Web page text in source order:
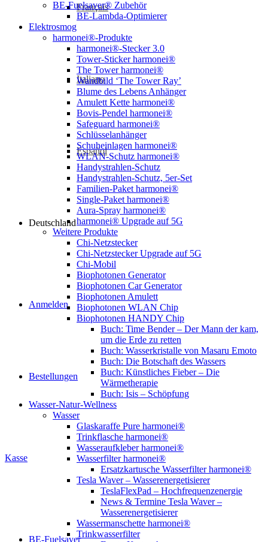
Français
Italiano
Español
Deutschland
Anmelden
Bestellungen
Kasse
BE-Fuelsaver
BE-Fuelsaver® Zubehör
BE-Lambda-Optimierer
Elektrosmog
harmonei®-Produkte
harmonei®-Stecker 3.0
Tower-Sticker harmonei®
The Tower harmonei®
Wandbild ‘The Tower Ray’
Blume des Lebens Anhänger
Amulett Kette harmonei®
Bovis-Pendel harmonei®
Safeguard harmonei®
Schlüsselanhänger
Schuheinlagen harmonei®
WLAN-Schutz harmonei®
Handystrahlen-Schutz
Handystrahlen-Schutz, 5er-Set
Familien-Paket harmonei®
Single-Paket harmonei®
Aura-Spray harmonei®
harmonei® Upgrade auf 5G
Weitere Produkte
Chi-Netzstecker
Chi-Netzstecker Upgrade auf 5G
Chi-Mobil
Biophotonen Generator
Biophotonen Car Generator
Biophotonen Amulett
Biophotonen WLAN Chip
Biophotonen HANDY Chip
Buch: Time Bender – Der Mann der kam,
um die Erde zu retten
Buch: Wasserkristalle von Masaru Emoto
Buch: Die Botschaft des Wassers
Buch: Künstliches Fieber – Die
Wärmetherapie
Buch: Isis – Schöpfung
Wasser-Natur-Wellness
Wasser
Glaskaraffe Pure harmonei®
Trinkflasche harmonei®
Wasseraufkleber harmonei®
Wasserfilter harmonei®
Ersatzkartusche Wasserfilter harmonei®
Tesla Waver – Wasserenergetisierer
TeslaFlexPad – Hochfrequenzenergie
News & Termine Tesla Waver –
Wasserenergetisierer
Wassermanschette harmonei®
Trinkwasserfilter